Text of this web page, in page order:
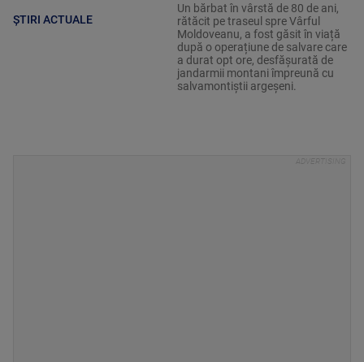
ȘTIRI ACTUALE
Un bărbat în vârstă de 80 de ani,
rătăcit pe traseul spre Vârful
Moldoveanu, a fost găsit în viață
după o operațiune de salvare care
a durat opt ore, desfășurată de
jandarmii montani împreună cu
salvamontiștii argeșeni.